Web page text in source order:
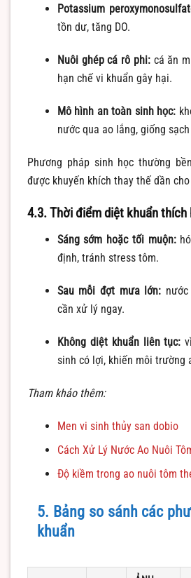
Potassium
tồn dư, tăng DO.
Nuôi ghép cá rô phi:cá ăn
hạn chế vi khuẩn gây hại.
Mô hình an toàn sinh học:
nước qua ao lắng, giống
Phương pháp sinh học thường
được khuyến khích thay thế dần
4.3. Thời điểm diệt khuẩn thích
Sáng sớm hoặc tối muộn:
định, tránh stress tôm.
Sau mỗi đợt mưa lớn:
cần xử lý ngay.
Không diệt khuẩn liên tục:
sinh có lợi, khiến môi trường
Tham khảo thêm:
Men vi sinh thủy san dobio
Cách Xử Lý Nước Ao Nuôi
Độ kiềm trong ao nuôi tôm
5. Bảng so sánh các
khuẩn